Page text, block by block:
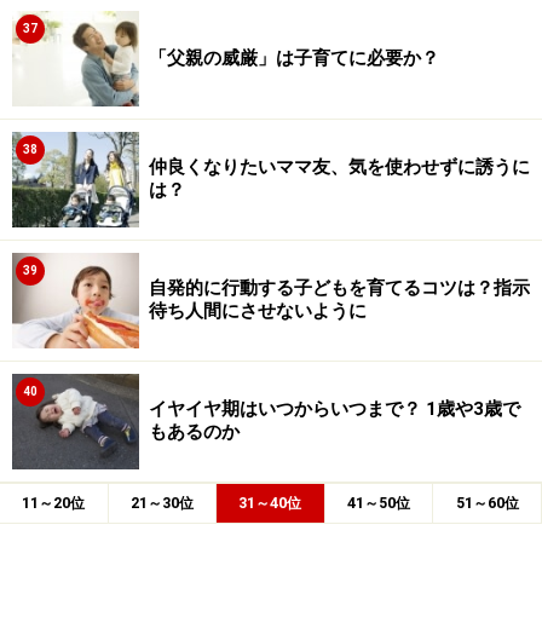
37
「父親の威厳」は子育てに必要か？
38
仲良くなりたいママ友、気を使わせずに誘うに
は？
39
自発的に行動する子どもを育てるコツは？指示
待ち人間にさせないように
40
イヤイヤ期はいつからいつまで？ 1歳や3歳で
もあるのか
11～20位 21～30位 31～40位 41～50位 51～60位